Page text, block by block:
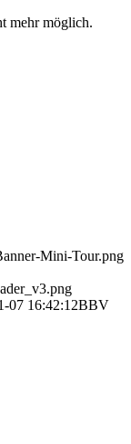
mehr möglich.
Mini-Tour.png
07 16:42:12BBV